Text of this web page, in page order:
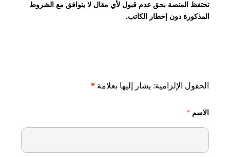
تحتفظ المنصة بحق عدم قبول لأي مقال لا يتوافق مع الشروط
المذكورة دون إخطار الكاتب.
الحقول الإلزامية: يشار إليها بعلامة*
الاسم*